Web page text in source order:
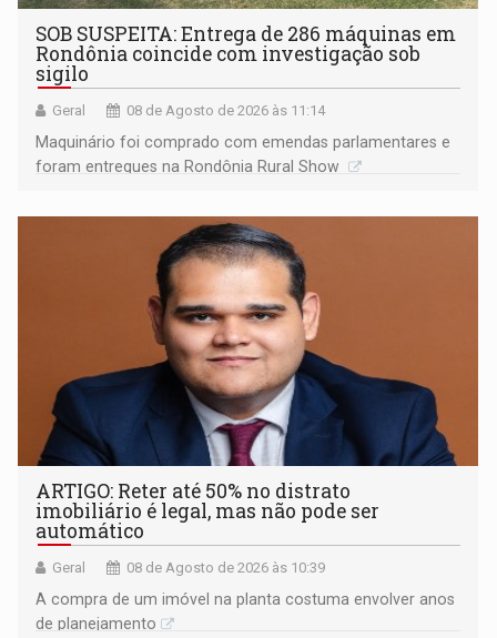
SOB SUSPEITA: Entrega de 286 máquinas em
Rondônia coincide com investigação sob
sigilo
Geral 08 de Agosto de 2026 às 11:14
Maquinário foi comprado com emendas parlamentares e
foram entregues na Rondônia Rural Show
ARTIGO: Reter até 50% no distrato
imobiliário é legal, mas não pode ser
automático
Geral 08 de Agosto de 2026 às 10:39
A compra de um imóvel na planta costuma envolver anos
de planejamento